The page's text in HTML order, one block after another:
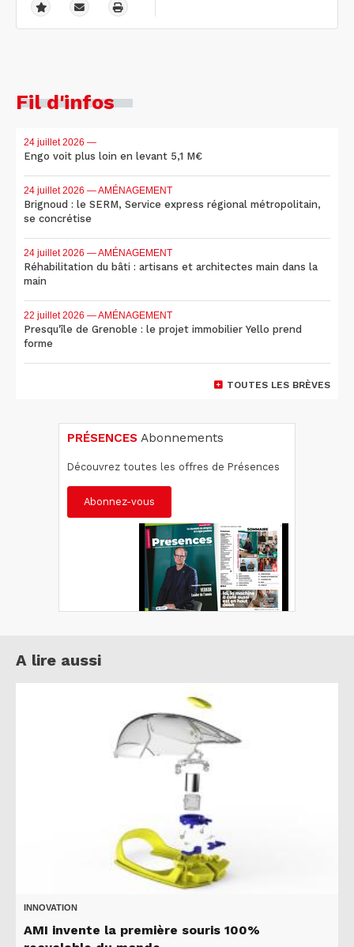
Fil d'infos
24 juillet 2026 —
Engo voit plus loin en levant 5,1 M€
24 juillet 2026 — AMÉNAGEMENT
Brignoud : le SERM, Service express régional métropolitain,
se concrétise
24 juillet 2026 — AMÉNAGEMENT
Réhabilitation du bâti : artisans et architectes main dans la
main
22 juillet 2026 — AMÉNAGEMENT
Presqu'île de Grenoble : le projet immobilier Yello prend
forme
TOUTES LES BRÈVES
PRÉSENCES Abonnements
Découvrez toutes les offres de Présences
Abonnez-vous
A lire aussi
INNOVATION
AMI invente la première souris 100%